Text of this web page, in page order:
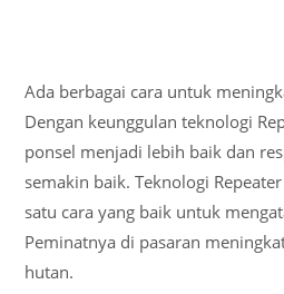
Ada berbagai cara untuk
Dengan keunggulan teknologi
ponsel menjadi lebih baik dan
semakin baik. Teknologi
satu cara yang baik untuk
Peminatnya di pasaran
hutan.